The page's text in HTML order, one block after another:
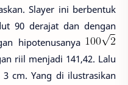
Slayer ini berbentuk
90 derajat dan dengan
hipotenusanya
riil menjadi 141,42. Lalu
cm. Yang di ilustrasikan